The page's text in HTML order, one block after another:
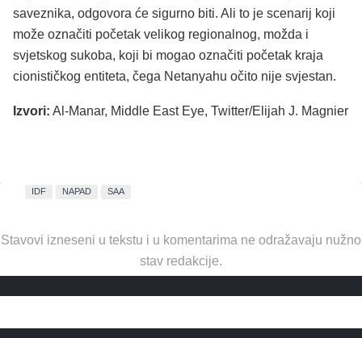
saveznika, odgovora će sigurno biti. Ali to je scenarij koji
može označiti početak velikog regionalnog, možda i
svjetskog sukoba, koji bi mogao označiti početak kraja
cionističkog entiteta, čega Netanyahu očito nije svjestan.
Izvori: Al-Manar, Middle East Eye, Twitter/Elijah J. Magnier
IDF NAPAD SAA
Stavovi izneseni u tekstu i u komentarima ne odražavaju nužno
stav redakcije.